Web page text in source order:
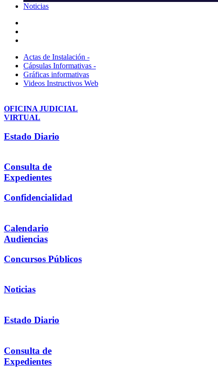
Noticias
Actas de Instalación -
Cápsulas Informativas -
Gráficas informativas
Videos Instructivos Web
OFICINA JUDICIAL
VIRTUAL
Estado Diario
Consulta de
Expedientes
Confidencialidad
Calendario
Audiencias
Concursos Públicos
Noticias
Estado Diario
Consulta de
Expedientes